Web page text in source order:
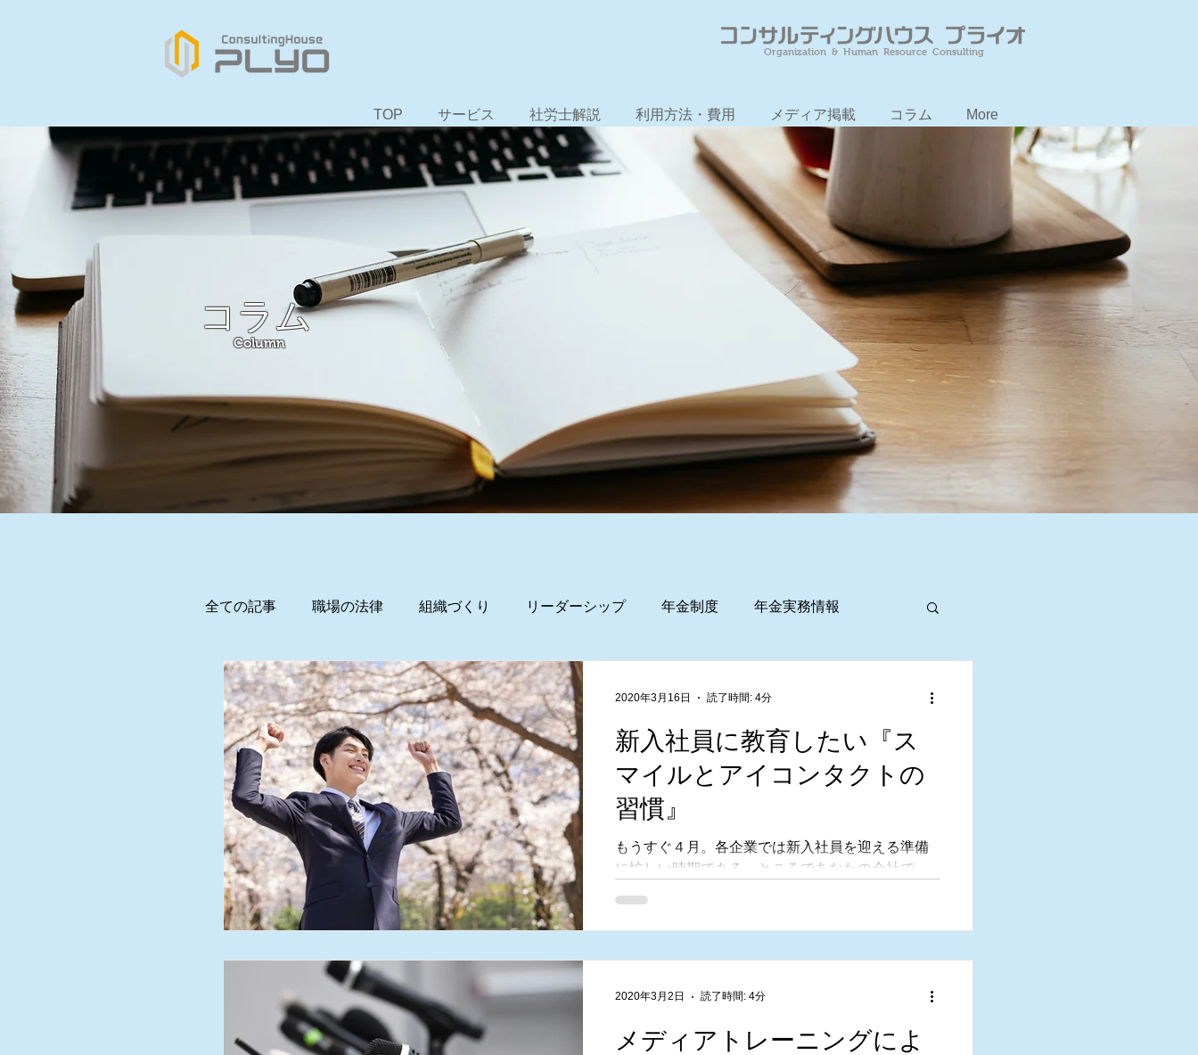
Organization & Human Resource Consulting
TOP サービス 社労士解説 利用方法・費用 メディア掲載 コラム More
コラム
Column
全ての記事 職場の法律 組織づくり リーダーシップ 年金制度 年金実務情報
新入社員に教育したい『ス
マイルとアイコンタクトの
習慣』
もうすぐ４月。各企業では新入社員を迎える準備
に忙しい時期である。ところであなたの会社で
2020年3月16日 読了時間: 4分
メディアトレーニングによ
2020年3月2日 読了時間: 4分